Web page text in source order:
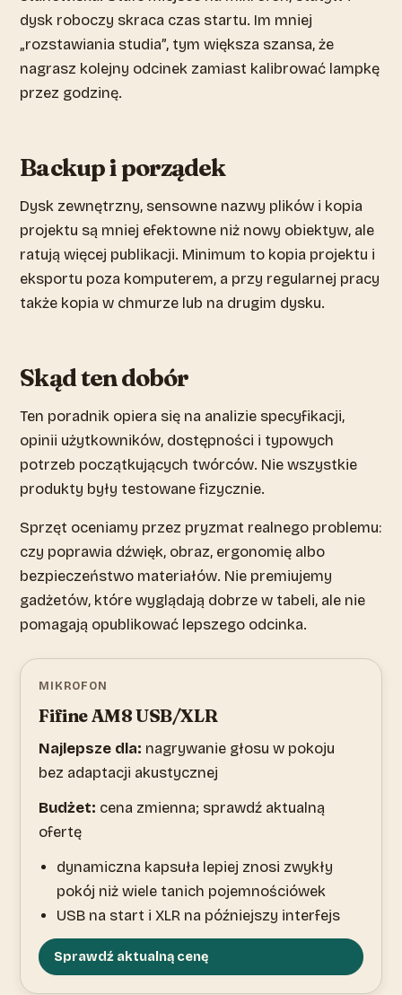
dysk roboczy skraca czas startu. Im mniej
„rozstawiania studia”, tym większa szansa, że
nagrasz kolejny odcinek zamiast kalibrować lampkę
przez godzinę.
Backup i porządek
Dysk zewnętrzny, sensowne nazwy plików i kopia
projektu są mniej efektowne niż nowy obiektyw, ale
ratują więcej publikacji. Minimum to kopia projektu i
eksportu poza komputerem, a przy regularnej pracy
także kopia w chmurze lub na drugim dysku.
Skąd ten dobór
Ten poradnik opiera się na analizie specyfikacji,
opinii użytkowników, dostępności i typowych
potrzeb początkujących twórców. Nie wszystkie
produkty były testowane fizycznie.
Sprzęt oceniamy przez pryzmat realnego problemu:
czy poprawia dźwięk, obraz, ergonomię albo
bezpieczeństwo materiałów. Nie premiujemy
gadżetów, które wyglądają dobrze w tabeli, ale nie
pomagają opublikować lepszego odcinka.
MIKROFON
Fifine AM8 USB/XLR
Najlepsze dla: nagrywanie głosu w pokoju
bez adaptacji akustycznej
Budżet: cena zmienna; sprawdź aktualną
ofertę
dynamiczna kapsuła lepiej znosi zwykły
pokój niż wiele tanich pojemnościówek
USB na start i XLR na późniejszy interfejs
Sprawdź aktualną cenę